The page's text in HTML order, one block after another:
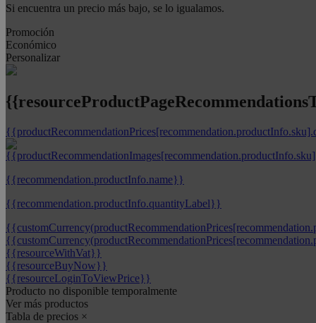
Si encuentra un precio más bajo, se lo igualamos.
Promoción
Económico
Personalizar
{{recommendation.productInfo.name}}
{{recommendation.productInfo.quantityLabel}}
{{resourceWithVat}}
{{resourceBuyNow}}
{{resourceLoginToViewPrice}}
Producto no disponible temporalmente
Ver más productos
Tabla de precios ×